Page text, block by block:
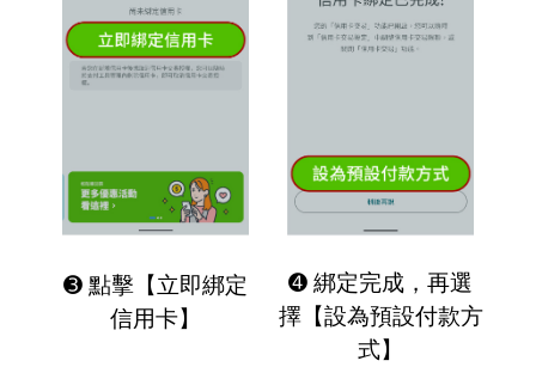
➌ 點擊【立即綁定
信用卡】
➍ 綁定完成，再選
擇【設為預設付款方
式】